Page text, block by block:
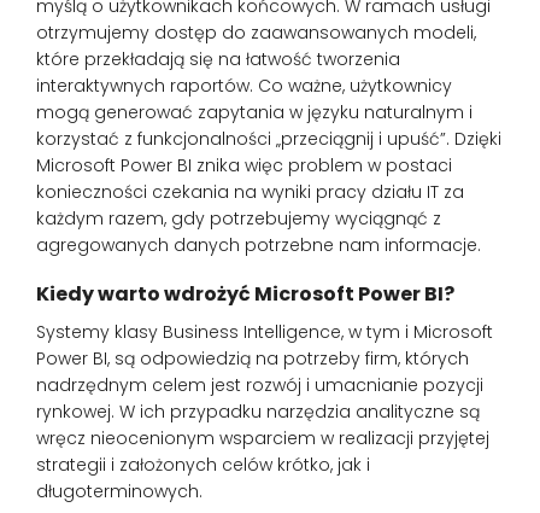
myślą o użytkownikach końcowych. W ramach usługi
otrzymujemy dostęp do zaawansowanych modeli,
które przekładają się na łatwość tworzenia
interaktywnych raportów. Co ważne, użytkownicy
mogą generować zapytania w języku naturalnym i
korzystać z funkcjonalności „przeciągnij i upuść”. Dzięki
Microsoft Power BI znika więc problem w postaci
konieczności czekania na wyniki pracy działu IT za
każdym razem, gdy potrzebujemy wyciągnąć z
agregowanych danych potrzebne nam informacje.
Kiedy warto wdrożyć Microsoft Power BI?
Systemy klasy Business Intelligence, w tym i Microsoft
Power BI, są odpowiedzią na potrzeby firm, których
nadrzędnym celem jest rozwój i umacnianie pozycji
rynkowej. W ich przypadku narzędzia analityczne są
wręcz nieocenionym wsparciem w realizacji przyjętej
strategii i założonych celów krótko, jak i
długoterminowych.